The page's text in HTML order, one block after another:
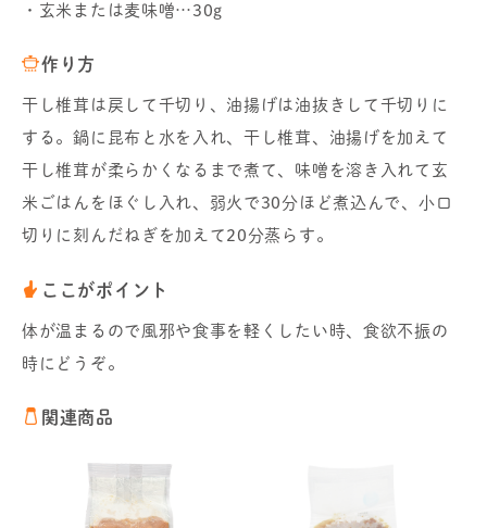
・玄米または麦味噌…30g
作り方
干し椎茸は戻して千切り、油揚げは油抜きして千切りに
する。鍋に昆布と水を入れ、干し椎茸、油揚げを加えて
干し椎茸が柔らかくなるまで煮て、味噌を溶き入れて玄
米ごはんをほぐし入れ、弱火で30分ほど煮込んで、小口
切りに刻んだねぎを加えて20分蒸らす。
ここがポイント
体が温まるので風邪や食事を軽くしたい時、食欲不振の
時にどうぞ。
関連商品